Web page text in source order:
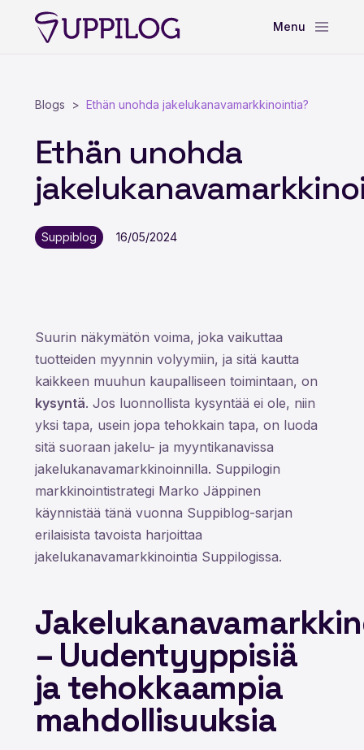
Blogs Ethän unohda jakelukanavamarkkinointia?
Ethän unohda
Suppiblog 16/05/2024
Suurin näkymätön voima, joka vaikuttaa
tuotteiden myynnin volyymiin, ja sitä kautta
kaikkeen muuhun kaupalliseen toimintaan, on
kysyntä. Jos luonnollista kysyntää ei ole, niin
yksi tapa, usein jopa tehokkain tapa, on luoda
sitä suoraan jakelu- ja myyntikanavissa
jakelukanavamarkkinoinnilla. Suppilogin
markkinointistrategi Marko Jäppinen
käynnistää tänä vuonna Suppiblog-sarjan
erilaisista tavoista harjoittaa
jakelukanavamarkkinointia Suppilogissa.
– Uudentyyppisiä
ja tehokkaampia
mahdollisuuksia